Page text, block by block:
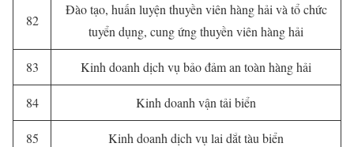
82
Đào tạo, huấn luyện thuyền viên hàng hải và tổ chức
tuyển dụng, cung ứng thuyền viên hàng hải
83 Kinh doanh dịch vụ bảo đảm an toàn hàng hải
84 Kinh doanh vận tải biển
85 Kinh doanh dịch vụ lai dắt tàu biển